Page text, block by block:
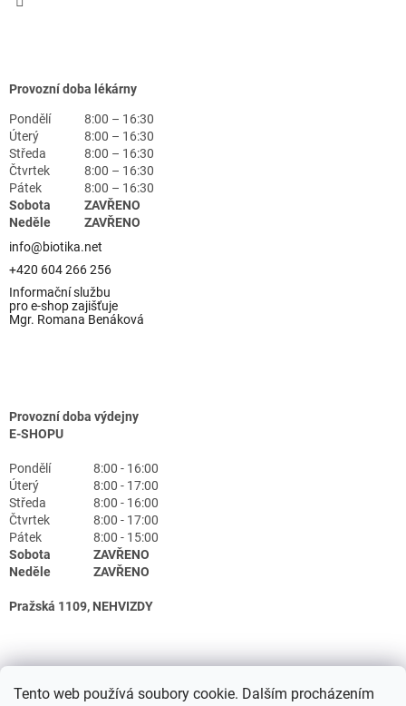
Tento web používá soubory cookie. Dalším procházením
Provozní doba lékárny
Pondělí
8:00 – 16:30
Úterý
8:00 – 16:30
Středa
8:00 – 16:30
Čtvrtek
8:00 – 16:30
Pátek
8:00 – 16:30
Sobota
ZAVŘENO
Neděle
ZAVŘENO
info@biotika.net
+420 604 266 256
Informační službu
pro e-shop zajišťuje
Mgr. Romana Benáková
Provozní doba výdejny
E-SHOPU
Pondělí
8:00 - 16:00
Úterý
8:00 - 17:00
Středa
8:00 - 16:00
Čtvrtek
8:00 - 17:00
Pátek
8:00 - 15:00
Sobota
ZAVŘENO
Neděle
ZAVŘENO
Pražská 1109, NEHVIZDY